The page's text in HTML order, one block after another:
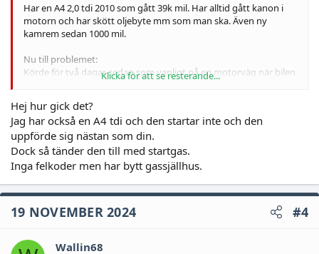
Har en A4 2,0 tdi 2010 som gått 39k mil. Har alltid gått kanon i
motorn och har skött oljebyte mm som man ska. Även ny
kamrem sedan 1000 mil.
Nu till problemet:
Körde för två dagar sedan som vanligt på en motorväg när bilen
knappt att köra bilen längre. Kändes som att den bara gick på 2-
3 cylindrar. Lyckades "hoppa mig fram" (med en del vitrök bakut)
till en verkstad. Där har nu bilen stått i två dagar för felsökning.
De hittar inget fel och inga felkoder kommer fram. Går just nu
inte ens att starta bilen längre, inte ens med startgas. Vad jag
förstått så verkar diesel komma fram, men trycket är ganska
lågt, 30 bar om jag minns rätt. Men om det är felet så borde den
utesluta denna.
Någon som har tips för en fortsatt felsökning..?
Klicka för att se resterande...
Hej hur gick det?
Jag har också en A4 tdi och den startar inte och den
uppförde sig nästan som din.
Dock så tänder den till med startgas.
Inga felkoder men har bytt gassjällhus.
19 NOVEMBER 2024 #4
Wallin68